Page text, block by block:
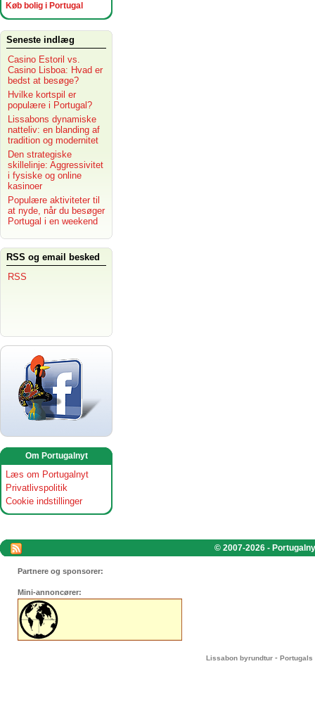
Køb bolig i Portugal
Seneste indlæg
Casino Estoril vs.
Casino Lisboa: Hvad er
bedst at besøge?
Hvilke kortspil er
populære i Portugal?
Lissabons dynamiske
natteliv: en blanding af
tradition og modernitet
Den strategiske
skillelinje: Aggressivitet
i fysiske og online
kasinoer
Populære aktiviteter til
at nyde, når du besøger
Portugal i en weekend
RSS og email besked
RSS
Om Portugalnyt
Læs om Portugalnyt
Privatlivspolitik
Cookie indstillinger
© 2007-2026 -
Partnere og sponsorer:
Mini-annoncører:
Lissabon byrundtur - Portugals